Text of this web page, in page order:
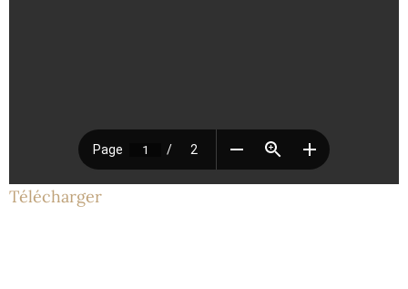
Télécharger